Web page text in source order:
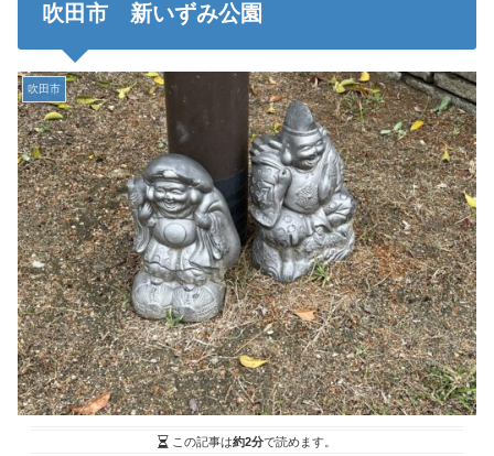
吹田市 新いずみ公園
吹田市
この記事は約2分で読めます。